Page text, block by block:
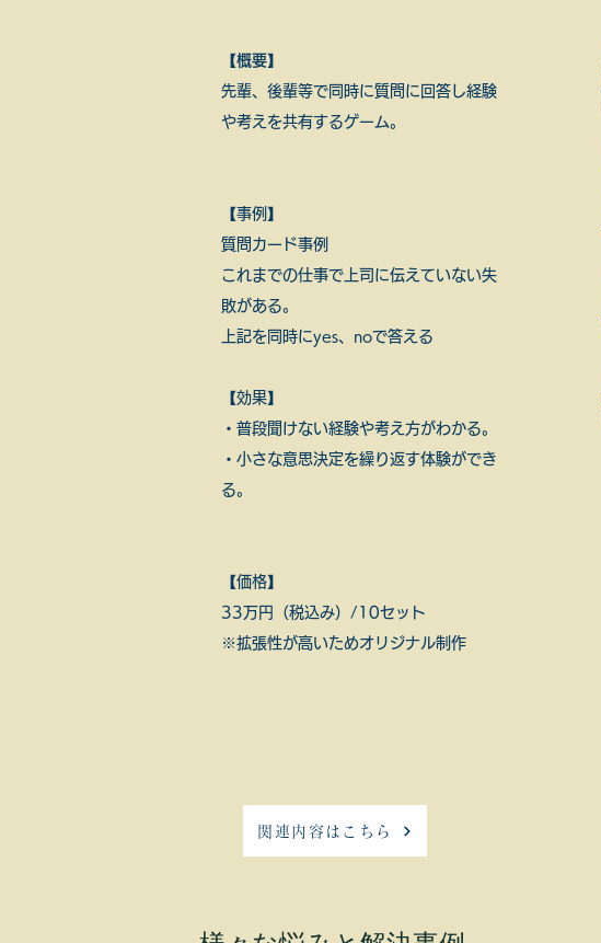
【概要】
先輩、後輩等で同時に質問に回答し経験
や考えを共有するゲーム。
【事例】
質問カード事例
これまでの仕事で上司に伝えていない失
敗がある。
​上記を同時にyes、noで答える
【効果】
・普段聞けない経験や考え方がわかる。
・小さな意思決定を繰り返す体験ができ
る。
【価格】
33万円（税込み）/10セット
​※拡張性が高いためオリジナル制作
関連内容はこちら